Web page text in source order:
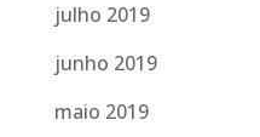
julho 2019
junho 2019
maio 2019